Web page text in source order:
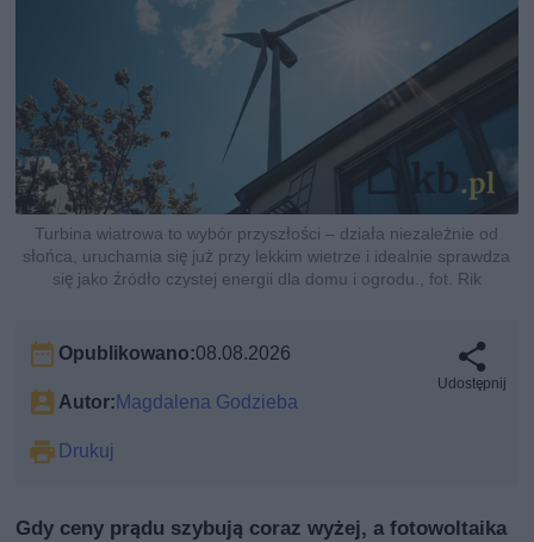
Turbina wiatrowa to wybór przyszłości – działa niezależnie od
słońca, uruchamia się już przy lekkim wietrze i idealnie sprawdza
się jako źródło czystej energii dla domu i ogrodu., fot. Rik
Opublikowano:08.08.2026
Autor: Magdalena Godzieba
Drukuj
Udostępnij
Gdy ceny prądu szybują coraz wyżej, a fotowoltaika